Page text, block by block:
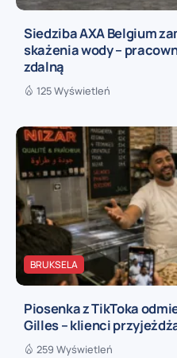
Siedziba AXA Belgium
skażenia wody –
zdalną
125 Wyświetleń
BRUKSELA
Piosenka z TikToka
Gilles – klienci
259 Wyświetleń